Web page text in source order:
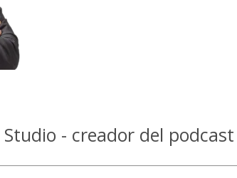
- creador del podcast